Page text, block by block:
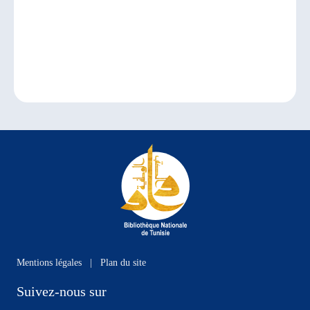
Mentions légales Plan du site
Suivez-nous sur